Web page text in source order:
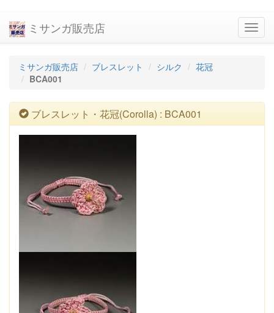
ミサンガ販売店
ミサンガ販売店 ブレスレット シルク
花冠
BCA001
ブレスレット・花冠(Corolla) : BCA001